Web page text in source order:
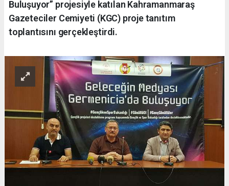
Buluşuyor” projesiyle katılan Kahramanmaraş
Gazeteciler Cemiyeti (KGC) proje tanıtım
toplantısını gerçekleştirdi.